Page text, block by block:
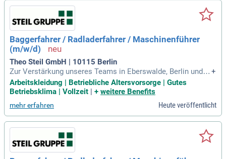
Baggerfahrer / Radladerfahrer / Maschinenführer
(m/w/d)
Theo Steil GmbH | 10115 Berlin
Zur Verstärkung unseres Teams in Eberswalde, Berlin und Tr
ier suchen wir motivierte Bagger- und Radladerfahrer (m/w/
d). Ihre Hauptaufgaben umfassen das Be- und Entladen von
oraussetzung ist ein Führerschein Klasse B und Erfahrung i
m Umgang mit Baumaschinen. Wir bieten Ihnen eine Anstell
ung in einem international agierenden Familienunternehmen
mit leistungsgerechter Vergütung. Zudem profitieren Sie vo
n einer betrieblichen Altersvorsorge, attraktiven Leasing-An
geboten für Fahrräder und einer kollegialen Arbeitsatmosph
+
Arbeitskleidung | Betriebliche Altersvorsorge | Gutes
Betriebsklima | Vollzeit
+ weitere Benefits
mehr erfahren Heute veröffentlicht